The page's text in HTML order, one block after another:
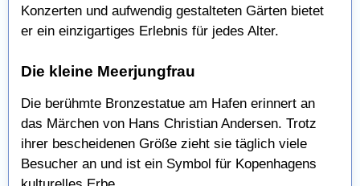
Konzerten und aufwendig gestalteten Gärten bietet
er ein einzigartiges Erlebnis für jedes Alter.
Die kleine Meerjungfrau
Die berühmte Bronzestatue am Hafen erinnert an
das Märchen von Hans Christian Andersen. Trotz
ihrer bescheidenen Größe zieht sie täglich viele
Besucher an und ist ein Symbol für Kopenhagens